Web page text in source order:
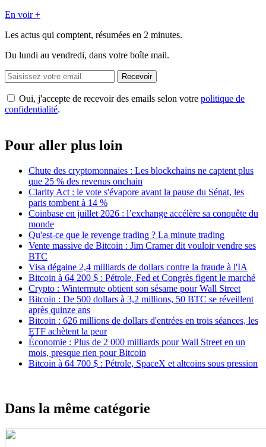
En voir +
Les actus qui comptent, résumées en 2 minutes.
Du lundi au vendredi, dans votre boîte mail.
Recevoir
Oui, j'accepte de recevoir des emails selon votre politique de
confidentialité.
Pour aller plus loin
Chute des cryptomonnaies : Les blockchains ne captent plus
que 25 % des revenus onchain
Clarity Act : le vote s'évapore avant la pause du Sénat, les
paris tombent à 14 %
Coinbase en juillet 2026 : l’exchange accélère sa conquête du
monde
Qu'est-ce que le revenge trading ? La minute trading
Vente massive de Bitcoin : Jim Cramer dit vouloir vendre ses
BTC
Visa dégaine 2,4 milliards de dollars contre la fraude à l'IA
Bitcoin à 64 200 $ : Pétrole, Fed et Congrès figent le marché
Crypto : Wintermute obtient son sésame pour Wall Street
Bitcoin : De 500 dollars à 3,2 millions, 50 BTC se réveillent
après quinze ans
Bitcoin : 626 millions de dollars d'entrées en trois séances, les
ETF achètent la peur
Économie : Plus de 2 000 milliards pour Wall Street en un
mois, presque rien pour Bitcoin
Bitcoin à 64 700 $ : Pétrole, SpaceX et altcoins sous pression
Dans la même catégorie